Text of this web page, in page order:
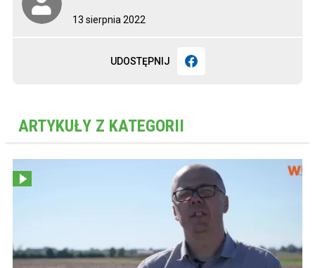
13 sierpnia 2022
UDOSTĘPNIJ
ARTYKUŁY Z KATEGORII